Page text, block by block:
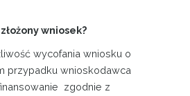
wniosek?
wycofania wniosku o
przypadku wnioskodawca
zgodnie z